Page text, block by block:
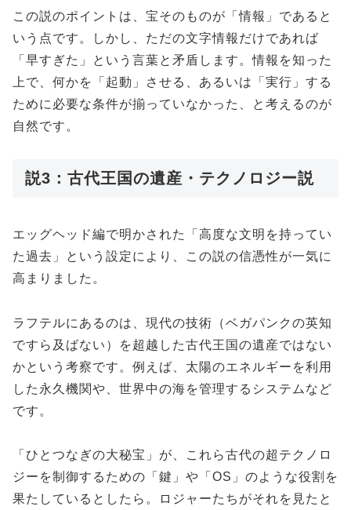
この説のポイントは、宝そのものが「情報」であると
いう点です。しかし、ただの文字情報だけであれば
「早すぎた」という言葉と矛盾します。情報を知った
上で、何かを「起動」させる、あるいは「実行」する
ために必要な条件が揃っていなかった、と考えるのが
自然です。
説3：古代王国の遺産・テクノロジー説
エッグヘッド編で明かされた「高度な文明を持ってい
た過去」という設定により、この説の信憑性が一気に
高まりました。
ラフテルにあるのは、現代の技術（ベガパンクの英知
ですら及ばない）を超越した古代王国の遺産ではない
かという考察です。例えば、太陽のエネルギーを利用
した永久機関や、世界中の海を管理するシステムなど
です。
「ひとつなぎの大秘宝」が、これら古代の超テクノロ
ジーを制御するための「鍵」や「OS」のような役割を
果たしているとしたら。ロジャーたちがそれを見たと